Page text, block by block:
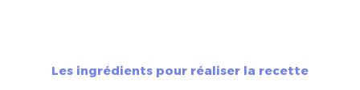
Les ingrédients pour réaliser la recette